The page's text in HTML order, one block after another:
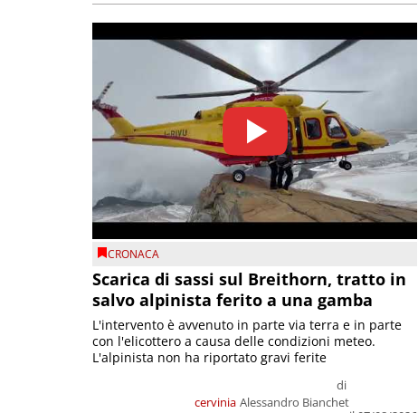
CRONACA
Scarica di sassi sul Breithorn, tratto in
salvo alpinista ferito a una gamba
cervinia
di
Alessandro Bianchet
L'intervento è avvenuto in parte via terra e in parte
con l'elicottero a causa delle condizioni meteo.
L'alpinista non ha riportato gravi ferite